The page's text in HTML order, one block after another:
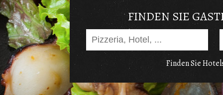
FINDEN SIE
Finden Sie